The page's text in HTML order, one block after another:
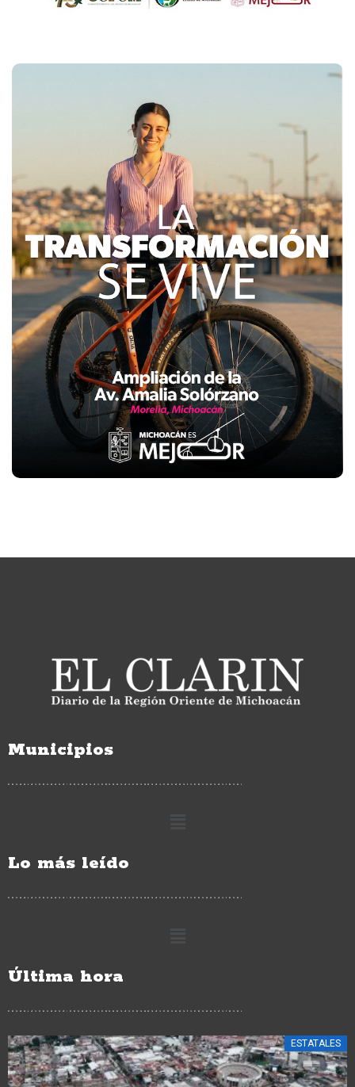
Municipios
Lo más leído
Última hora
ESTATALES